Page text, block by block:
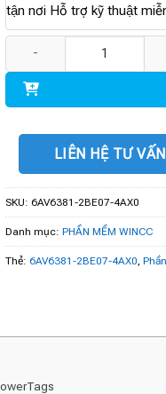
tận nơi Hỗ trợ kỹ thuật
LIÊN HỆ TƯ VẤN
SKU: 6AV6381-2BE07-4AX0
Danh mục: PHẦN MỀM WINCC
Thẻ: 6AV6381-2BE07-4AX0